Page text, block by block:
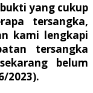
yang cukup
tersangka,
kami lengkapi
tersangka
belum
2023).